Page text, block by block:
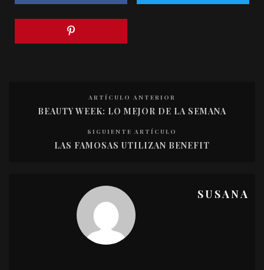
ARTÍCULO ANTERIOR
BEAUTY WEEK: LO MEJOR DE LA SEMANA
SIGUIENTE ARTÍCULO
LAS FAMOSAS UTILIZAN BENEFIT
SUSANA